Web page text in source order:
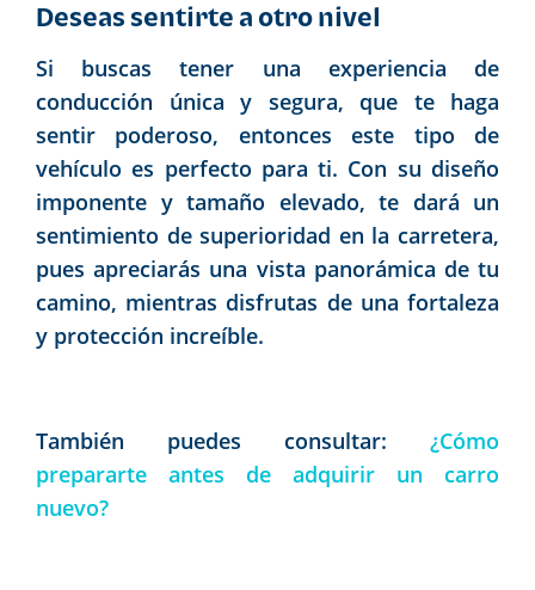
Deseas sentirte a otro nivel
Si buscas tener una experiencia de
conducción única y segura, que te haga
sentir poderoso, entonces este tipo de
vehículo es perfecto para ti. Con su diseño
imponente y tamaño elevado, te dará un
sentimiento de superioridad en la carretera,
pues apreciarás una vista panorámica de tu
camino, mientras disfrutas de una fortaleza
y protección increíble.
También puedes consultar: ¿Cómo
prepararte antes de adquirir un carro
nuevo?